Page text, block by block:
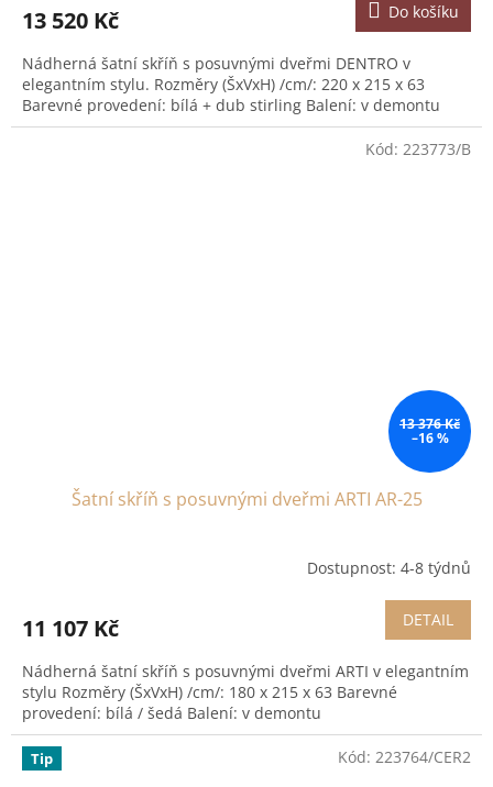
13 520 Kč Do košíku
Nádherná šatní skříň s posuvnými dveřmi DENTRO v
elegantním stylu. Rozměry (ŠxVxH) /cm/: 220 x 215 x 63
Barevné provedení: bílá + dub stirling Balení: v demontu
13 376 Kč
–16 %
Šatní skříň s posuvnými dveřmi ARTI AR-25
Dostupnost: 4-8 týdnů
11 107 Kč DETAIL
Nádherná šatní skříň s posuvnými dveřmi ARTI v elegantním
stylu Rozměry (ŠxVxH) /cm/: 180 x 215 x 63 Barevné
provedení: bílá / šedá Balení: v demontu
Kód: 223773/B
Tip Kód: 223764/CER2